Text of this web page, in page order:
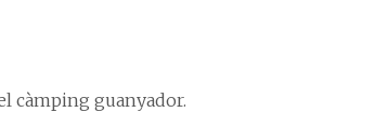
càmping guanyador.